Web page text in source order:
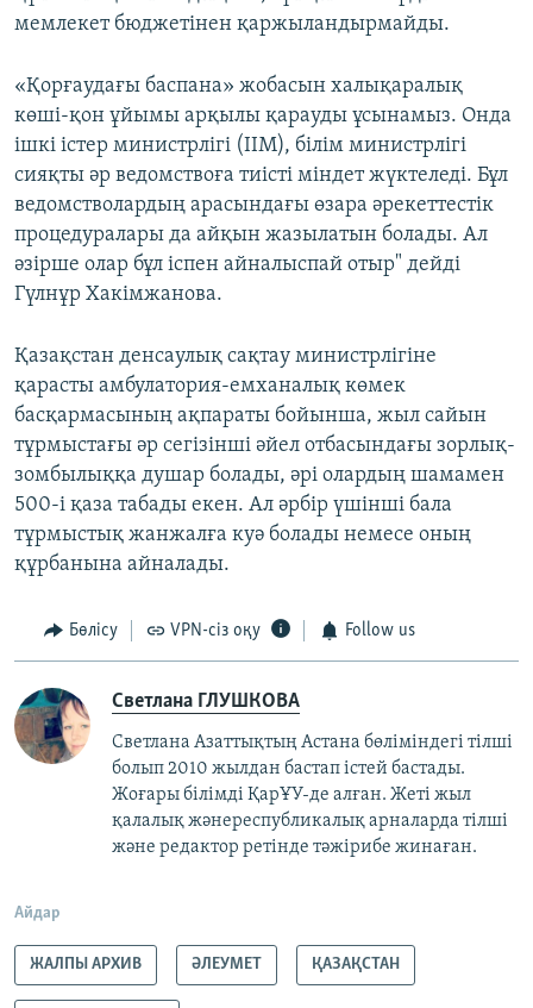
мемлекет бюджетінен қаржыландырмайды.
«Қорғаудағы баспана» жобасын халықаралық
көші-қон ұйымы арқылы қарауды ұсынамыз. Онда
ішкі істер министрлігі (ІІМ), білім министрлігі
сияқты әр ведомствоға тиісті міндет жүктеледі. Бұл
ведомстволардың арасындағы өзара әрекеттестік
процедуралары да айқын жазылатын болады. Ал
әзірше олар бұл іспен айналыспай отыр" дейді
Гүлнұр Хакімжанова.
Қазақстан денсаулық сақтау министрлігіне
қарасты амбулатория-емханалық көмек
басқармасының ақпараты бойынша, жыл сайын
тұрмыстағы әр сегізінші әйел отбасындағы зорлық-
зомбылыққа душар болады, әрі олардың шамамен
500-і қаза табады екен. Ал әрбір үшінші бала
тұрмыстық жанжалға куә болады немесе оның
құрбанына айналады.
Бөлісу VPN-сіз оқу Follow us
Светлана ГЛУШКОВА
Светлана Азаттықтың Астана бөліміндегі тілші
болып 2010 жылдан бастап істей бастады.
Жоғары білімді ҚарҰУ-де алған. Жеті жыл
қалалық жәнереспубликалық арналарда тілші
және редактор ретінде тәжірибе жинаған.
Айдар
ЖАЛПЫ АРХИВ ӘЛЕУМЕТ ҚАЗАҚСТАН